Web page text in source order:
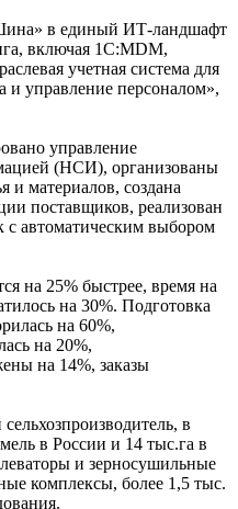
в единый ИТ-ландшафт
включая 1С:MDM,
учетная система для
управление персоналом»,
управление
(НСИ), организованы
и материалов, создана
поставщиков, реализован
с автоматическим выбором
на 25% быстрее, время на
на 30%. Подготовка
на 60%,
на 20%,
на 14%, заказы
в
в России и 14 тыс.га в
и зерносушильные
комплексы, более 1,5 тыс.